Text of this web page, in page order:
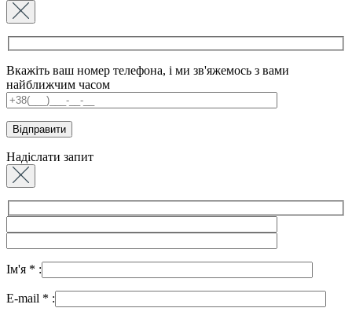
Вкажіть ваш номер телефона, і ми зв'яжемось з вами
найближчим часом
Надіслати запит
Ім'я * :
E-mail * :